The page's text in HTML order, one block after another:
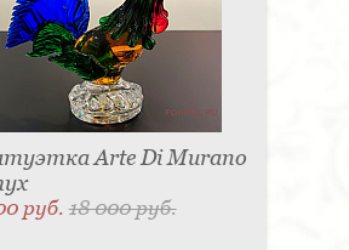
Arte Di Murano
руб.18 000 руб.